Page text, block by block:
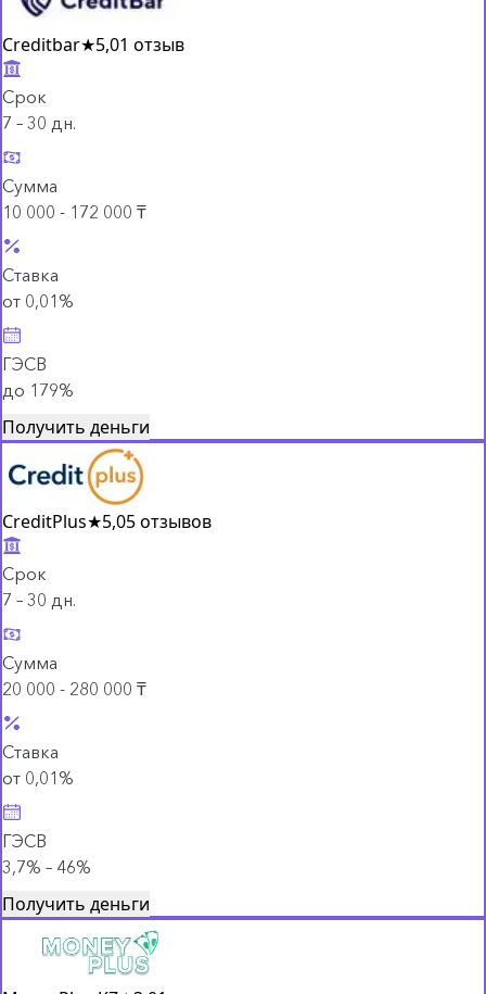
Creditbar★5,01 отзыв
Срок
7 – 30 дн.
Сумма
10 000 - 172 000 ₸
Ставка
от 0,01%
ГЭСВ
до 179%
Получить деньги
CreditPlus★5,05 отзывов
Срок
7 – 30 дн.
Сумма
20 000 - 280 000 ₸
Ставка
от 0,01%
ГЭСВ
3,7% – 46%
Получить деньги